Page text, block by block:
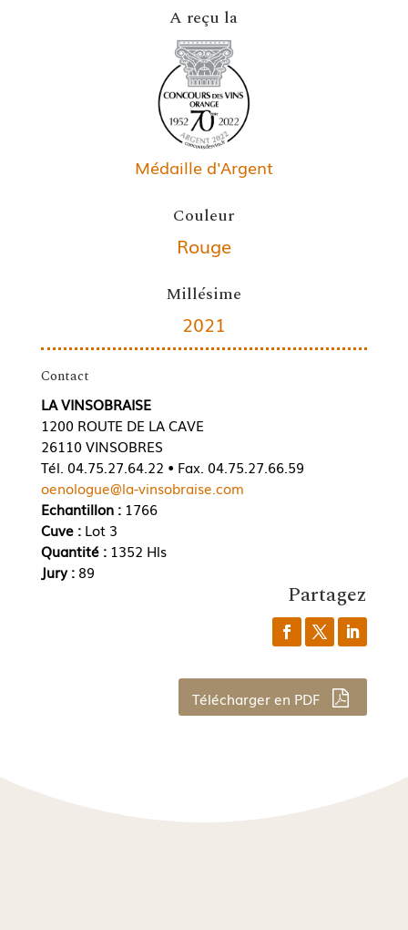
A reçu la
Médaille d'Argent
Couleur
Rouge
Millésime
2021
Contact
LA VINSOBRAISE
1200 ROUTE DE LA CAVE
26110 VINSOBRES
Tél. 04.75.27.64.22 • Fax. 04.75.27.66.59
oenologue@la-vinsobraise.com
Echantillon :1766
Cuve : Lot 3
Quantité : 1352 Hls
Jury : 89
Partagez
Télécharger en PDF